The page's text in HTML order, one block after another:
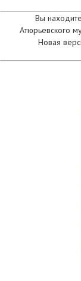
Вы
Атюрьевского
Новая